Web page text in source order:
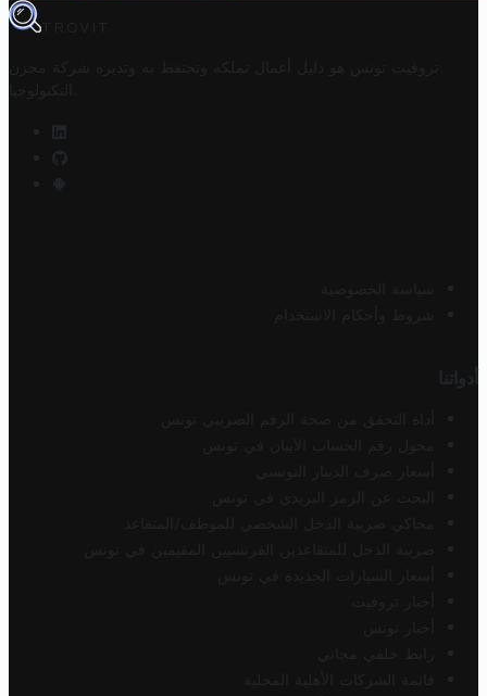
TROVIT
تروفيت تونس هو دليل أعمال تملكه وتحتفظ به وتديره
شركة مخزن
التكنولوجيا
سياسة الخصوصية
شروط وأحكام الاستخدام
أدواتنا
أداة التحقق من صحة الرقم الضريبي تونس
محول رقم الحساب الآيبان في تونس
أسعار صرف الدينار التونسي
البحث عن الرمز البريدي في تونس
محاكي ضريبة الدخل الشخصي للموظف/المتقاعد
ضريبة الدخل للمتقاعدين الفرنسيين المقيمين في تونس
أسعار السيارات الجديدة في تونس
أخبار تروفيت
أخبار تونس
رابط خلفي مجاني
قائمة الشركات الأهلية المحلية